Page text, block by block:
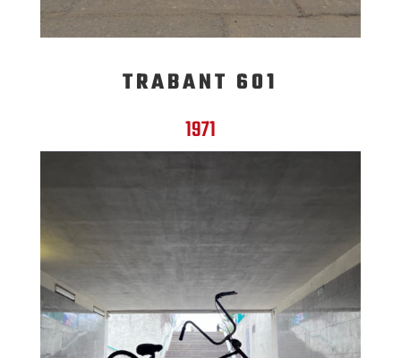
TRABANT 601
1971